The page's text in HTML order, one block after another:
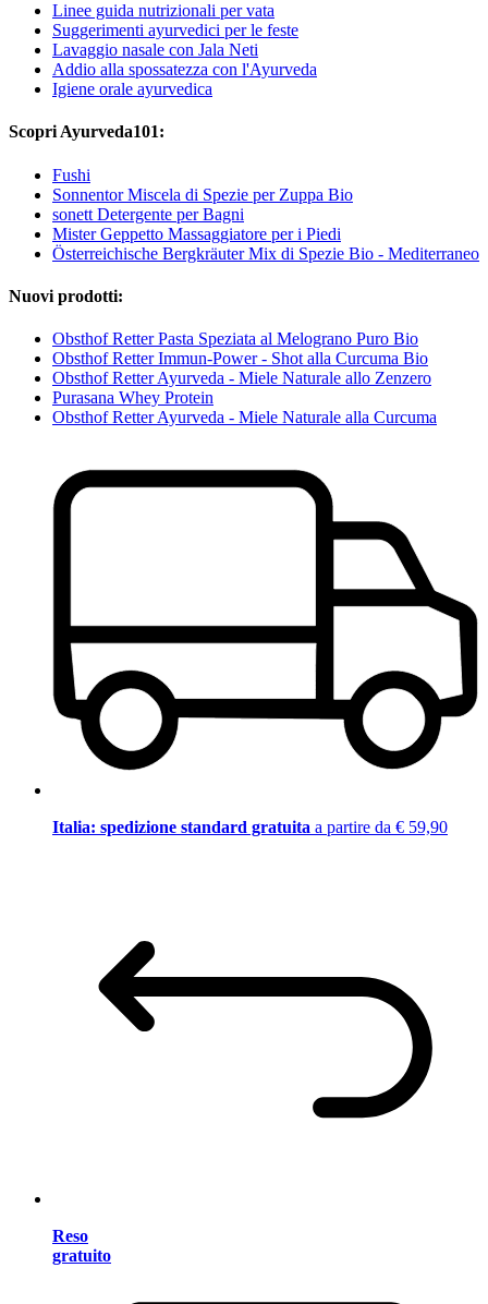
Linee guida nutrizionali per vata
Suggerimenti ayurvedici per le feste
Lavaggio nasale con Jala Neti
Addio alla spossatezza con l'Ayurveda
Igiene orale ayurvedica
Scopri Ayurveda101:
Fushi
Sonnentor Miscela di Spezie per Zuppa Bio
sonett Detergente per Bagni
Mister Geppetto Massaggiatore per i Piedi
Österreichische Bergkräuter Mix di Spezie Bio - Mediterraneo
Nuovi prodotti:
Obsthof Retter Pasta Speziata al Melograno Puro Bio
Obsthof Retter Immun-Power - Shot alla Curcuma Bio
Obsthof Retter Ayurveda - Miele Naturale allo Zenzero
Purasana Whey Protein
Obsthof Retter Ayurveda - Miele Naturale alla Curcuma
Italia: spedizione standard gratuita a partire da € 59,90
Reso
gratuito